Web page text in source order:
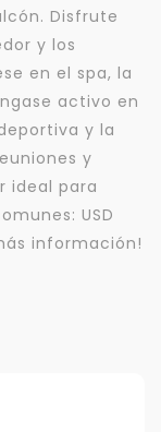
Disfrute
y los
en el spa, la
activo en
y la
y
ideal para
USD
información!